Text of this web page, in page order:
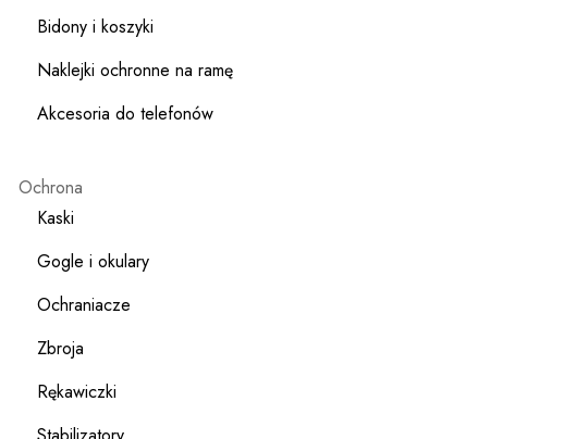
Bidony i koszyki
Naklejki ochronne na ramę
Akcesoria do telefonów
Ochrona
Kaski
Gogle i okulary
Ochraniacze
Zbroja
Rękawiczki